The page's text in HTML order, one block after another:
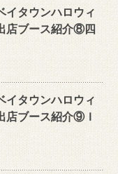
イタウンハロウィ
店ブース紹介⑧四
イタウンハロウィ
店ブース紹介⑨Ｉ